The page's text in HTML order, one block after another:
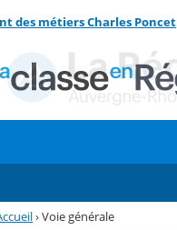
des métiers Charles Poncet
›Voie générale